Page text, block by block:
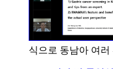
식으로 동남아 여